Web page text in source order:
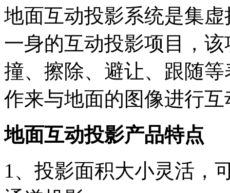
地面互动投影系统是集
一身的互动投影项目，
撞、擦除、避让、跟随
作来与地面的图像进行
地面互动投影产品特点
1、投影面积大小灵活，